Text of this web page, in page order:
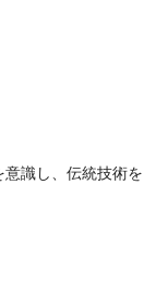
識し、伝統技術を